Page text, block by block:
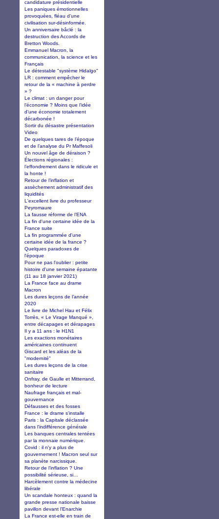
candidature présidentielle
Les paniques émotionnelles
provoquées, fléau d’une
civilisation sur-désinformée.
Un anniversaire bâclé : la
destruction des Accords de
Bretton Woods.
Emmanuel Macron, la
communication, la science et les
Français
Le détestable "système Hidalgo"
LR : comment empêcher le
retour de la « machine à perdre
» ?
Le climat : un danger pour
l’économie ? Moins que l’idée
d’une économie totalement
décarbonée !
Sortir du désastre présentation
Video
De quelques tares de l’époque
et de l’analyse du Pr Maffesoli
Un nouvel âge de déraison ?
Élections régionales :
l’effondrement dans le ridicule et
la honte !
Retour de l’inflation et
assèchement administratif des
liquidités
L'excellent livre du professeur
Peyromaure
La fausse réforme de l’ENA
La fin d'une certaine idée de la
France suite
La fin programmée d'une
certaine idée de la france ?
Quelques paradoxes de
l'époque
Pour ne pas l'oublier : petite
histoire d'une semaine épatante
(11 au 18 janvier 2021)
La France face au drame
Macron
Les dures leçons de l’année
2020
Le livre de Michel Hau et Félix
Torrès, « Le Virage Manqué »,
entre décapages et dérapages
Il y a 11 ans : le H1N1
Les exactions monétaires
américaines continuent
Giscard et les aléas de la
"modernité"
Les dures leçons de la crise
sanitaire
Onfray, de Gaulle et Mitterrand,
bonheur de lecture
Naufrage français et mal-
gouvernance
Défausses et des fosses
France : le drame s'installe
Paris : la Capitale déclassée
dans l'indifférence générale
Les banques centrales tentées
par la monnaie numérique.
Covid : il n'y a plus de
gouvernement ! Macron seul sur
sa planète narcissique.
Retour de l’inflation ? Une
possibilité sérieuse, si…
Harcèlement contre la médecine
libérale
Un scandale honteux : quand la
grande presse nationale baisse
pavillon devant l'Enarchie
La France est-elle en train de